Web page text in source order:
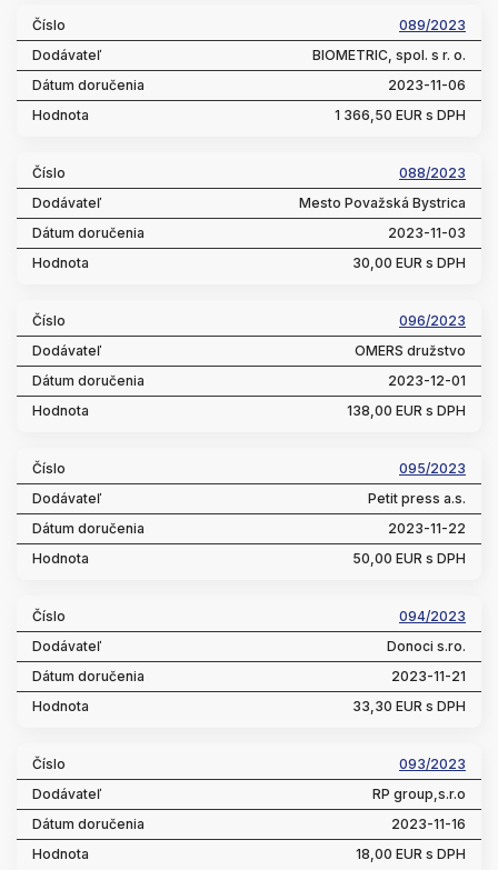
089/2023
BIOMETRIC, spol. s r. o.
2023-11-06
1 366,50 EUR s DPH
088/2023
Mesto Považská Bystrica
2023-11-03
30,00 EUR s DPH
096/2023
OMERS družstvo
2023-12-01
138,00 EUR s DPH
095/2023
Petit press a.s.
2023-11-22
50,00 EUR s DPH
094/2023
Donoci s.ro.
2023-11-21
33,30 EUR s DPH
093/2023
RP group,s.r.o
2023-11-16
18,00 EUR s DPH